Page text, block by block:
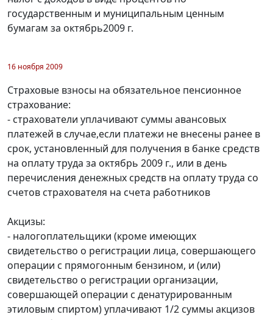
государственным и муниципальным ценным
бумагам за октябрь2009 г.
16 ноября 2009
Страховые взносы на обязательное пенсионное
страхование:
- страхователи уплачивают суммы авансовых
платежей в случае,если платежи не внесены ранее в
срок, установленный для получения в банке средств
на оплату труда за октябрь 2009 г., или в день
перечисления денежных средств на оплату труда со
счетов страхователя на счета работников
Акцизы:
- налогоплательщики (кроме имеющих
свидетельство о регистрации лица, совершающего
операции с прямогонным бензином, и (или)
свидетельство о регистрации организации,
совершающей операции с денатурированным
этиловым спиртом) уплачивают 1/2 суммы акцизов